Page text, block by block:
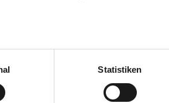
Statistiken